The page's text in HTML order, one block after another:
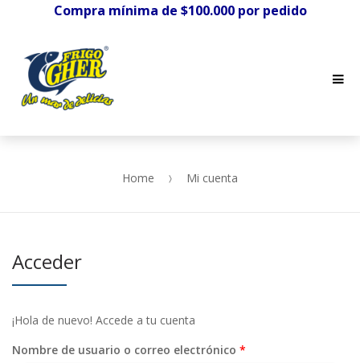
Compra mínima de $100.000 por pedido
Skip
to
navigation
Skip
to
content
Home Mi cuenta
Acceder
¡Hola de nuevo! Accede a tu cuenta
Nombre de usuario o correo electrónico *